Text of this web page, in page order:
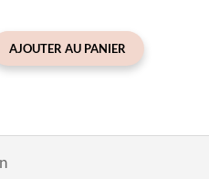
AJOUTER AU PANIER